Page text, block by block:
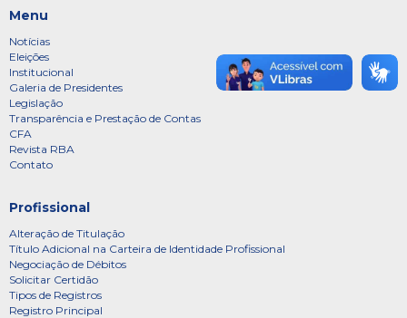
Menu
Notícias
Eleições
Institucional
Galeria de Presidentes
Legislação
Transparência e Prestação de Contas
CFA
Revista RBA
Contato
Profissional
Alteração de Titulação
Título Adicional na Carteira de Identidade Profissional
Negociação de Débitos
Solicitar Certidão
Tipos de Registros
Registro Principal